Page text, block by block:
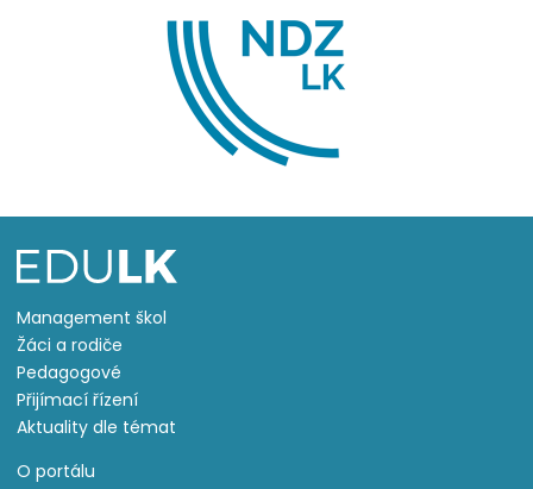
Management škol
Žáci a rodiče
Pedagogové
Přijímací řízení
Aktuality dle témat
O portálu